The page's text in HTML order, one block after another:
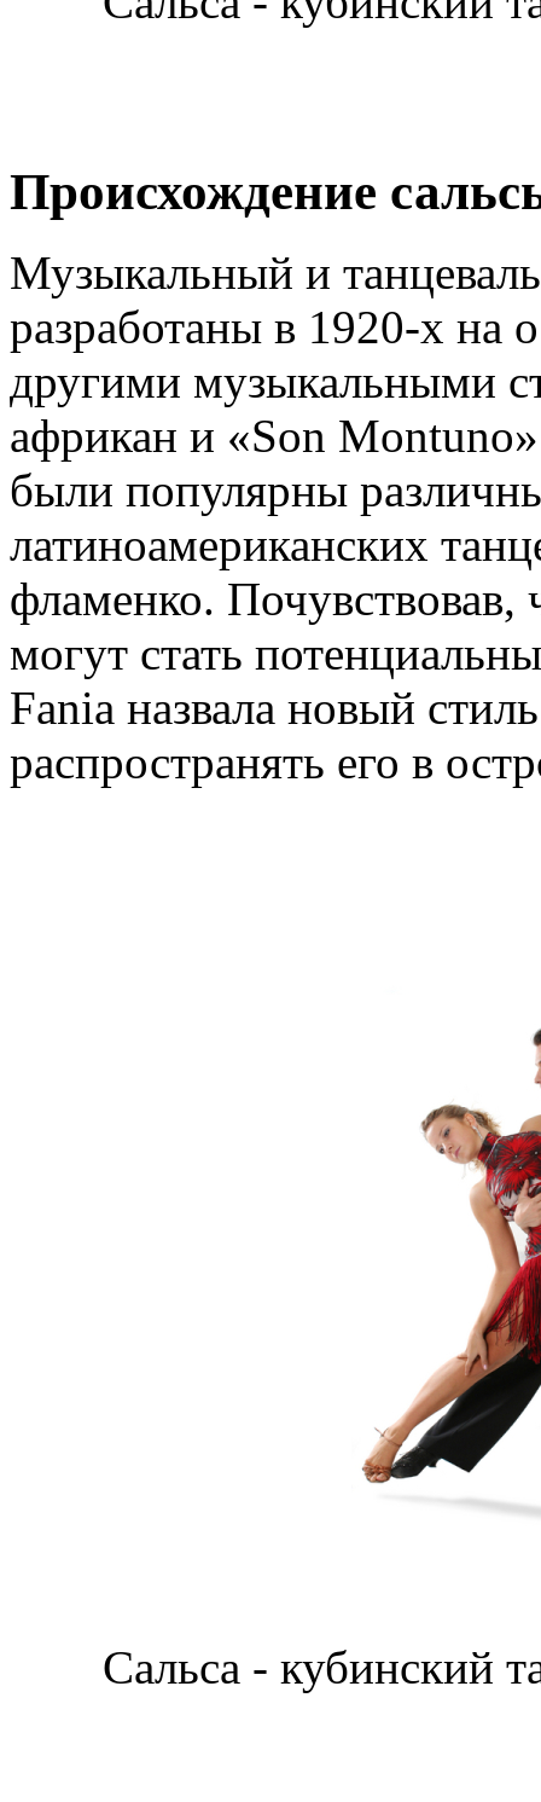
Происхождение
Музыкальный и
разработаны в 1920-х на
другими музыкальными
африкан и «Son
были популярны
латиноамериканских
фламенко.
могут стать
Fania назвала новый
распространять его в
Сальса - кубинский